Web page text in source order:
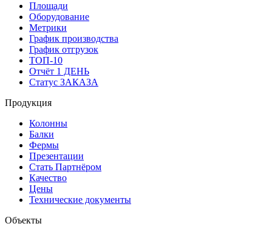
Площади
Оборудование
Метрики
График производства
График отгрузок
ТОП-10
Отчёт 1 ДЕНЬ
Статус ЗАКАЗА
Продукция
Колонны
Балки
Фермы
Презентации
Стать Партнёром
Качество
Цены
Технические документы
Объекты